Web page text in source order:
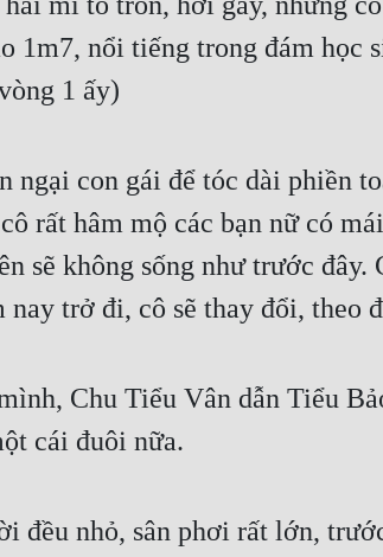
1m7, nổi tiếng trong đám học
1 ấy)
con gái để tóc dài phiền
rất hâm mộ các bạn nữ có
sẽ không sống như trước
trở đi, cô sẽ thay đổi, theo
Chu Tiểu Vân dẫn Tiểu
cái đuôi nữa.
đều nhỏ, sân phơi rất lớn,